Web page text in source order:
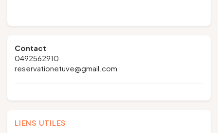
Contact
0492562910
reservationetuve@gmail.com
LIENS UTILES